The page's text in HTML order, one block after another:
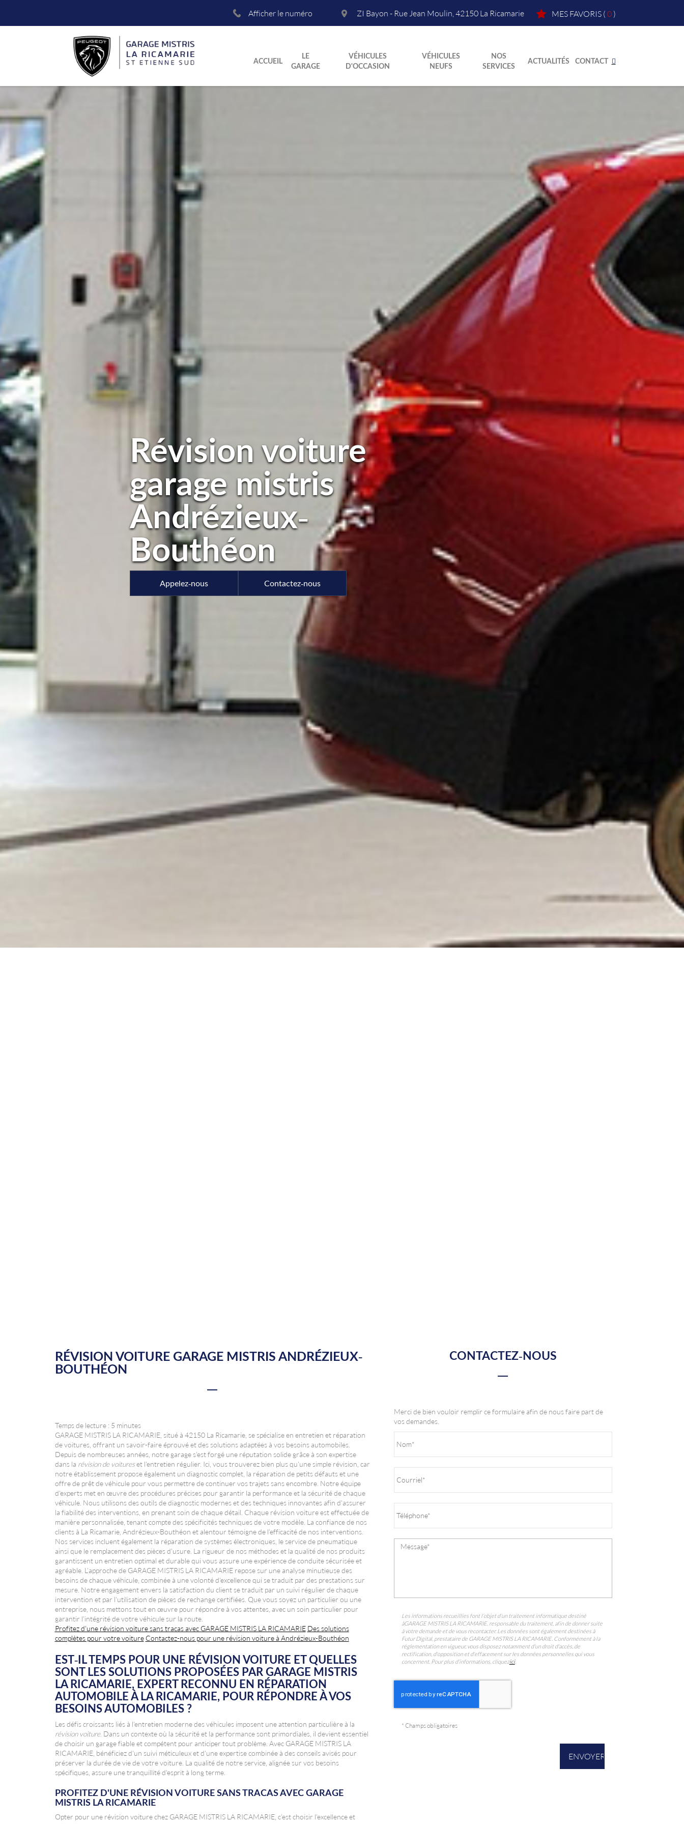
Révision voiture
garage mistris
Andrézieux-
Bouthéon
Appelez-nous Contactez-nous
Afficher le numéro ZI Bayon - Rue Jean Moulin ,42150 La Ricamarie MES FAVORIS( 0)
ACCUEIL
LE
GARAGE
VÉHICULES
D'OCCASION
VÉHICULES
NEUFS
NOS
SERVICES
ACTUALITÉS CONTACT
RÉVISION VOITURE GARAGE MISTRIS ANDRÉZIEUX-
BOUTHÉON
Temps de lecture : 5 minutes
GARAGE MISTRIS LA RICAMARIE, situé à 42150 La Ricamarie, se spécialise en entretien et réparation
de voitures, offrant un savoir-faire éprouvé et des solutions adaptées à vos besoins automobiles.
Depuis de nombreuses années, notre garage s'est forgé une réputation solide grâce à son expertise
dans la révision de voitureset l'entretien régulier. Ici, vous trouverez bien plus qu'une simple révision, car
notre établissement propose également un diagnostic complet, la réparation de petits défauts et une
offre de prêt de véhicule pour vous permettre de continuer vos trajets sans encombre. Notre équipe
d'experts met en œuvre des procédures précises pour garantir la performance et la sécurité de chaque
véhicule. Nous utilisons des outils de diagnostic modernes et des techniques innovantes afin d'assurer
la fiabilité des interventions, en prenant soin de chaque détail. Chaque révision voiture est effectuée de
manière personnalisée, tenant compte des spécificités techniques de votre modèle. La confiance de nos
clients à La Ricamarie, Andrézieux-Bouthéon et alentour témoigne de l'efficacité de nos interventions.
Nos services incluent également la réparation de systèmes électroniques, le service de pneumatique
ainsi que le remplacement des pièces d'usure. La rigueur de nos méthodes et la qualité de nos produits
garantissent un entretien optimal et durable qui vous assure une expérience de conduite sécurisée et
agréable. L'approche de GARAGE MISTRIS LA RICAMARIE repose sur une analyse minutieuse des
besoins de chaque véhicule, combinée à une volonté d'excellence qui se traduit par des prestations sur
mesure. Notre engagement envers la satisfaction du client se traduit par un suivi régulier de chaque
intervention et par l'utilisation de pièces de rechange certifiées. Que vous soyez un particulier ou une
entreprise, nous mettons tout en œuvre pour répondre à vos attentes, avec un soin particulier pour
garantir l'intégrité de votre véhicule sur la route.
Profitez d'une révision voiture sans tracas avec GARAGE MISTRIS LA RICAMARIE Des solutions
complètes pour votre voiture Contactez-nous pour une révision voiture à Andrézieux-Bouthéon
EST-IL TEMPS POUR UNE RÉVISION VOITURE ET QUELLES
SONT LES SOLUTIONS PROPOSÉES PAR GARAGE MISTRIS
LA RICAMARIE, EXPERT RECONNU EN RÉPARATION
AUTOMOBILE À LA RICAMARIE, POUR RÉPONDRE À VOS
BESOINS AUTOMOBILES ?
Les défis croissants liés à l'entretien moderne des véhicules imposent une attention particulière à la
révision voiture. Dans un contexte où la sécurité et la performance sont primordiales, il devient essentiel
de choisir un garage fiable et compétent pour anticiper tout problème. Avec GARAGE MISTRIS LA
RICAMARIE, bénéficiez d'un suivi méticuleux et d'une expertise combinée à des conseils avisés pour
préserver la durée de vie de votre voiture. La qualité de notre service, alignée sur vos besoins
spécifiques, assure une tranquillité d'esprit à long terme.
PROFITEZ D'UNE RÉVISION VOITURE SANS TRACAS AVEC GARAGE
MISTRIS LA RICAMARIE
Opter pour une révision voiture chez GARAGE MISTRIS LA RICAMARIE, c'est choisir l'excellence et
CONTACTEZ-NOUS
Merci de bien vouloir remplir ce formulaire afin de nous faire part de
vos demandes.
Les informations recueillies font l’objet d’un traitement informatique destiné
àGARAGE MISTRIS LA RICAMARIE, responsable du traitement, afin de donner suite
à votre demande et de vous recontacter. Les données sont également destinées à
Futur Digital, prestataire de GARAGE MISTRIS LA RICAMARIE. Conformément à la
réglementation en vigueur, vous disposez notamment d'un droit d'accès, de
rectification, d'opposition et d'effacement sur les données personnelles qui vous
concernent. Pour plus d’informations, cliquezici.
* Champs obligatoires